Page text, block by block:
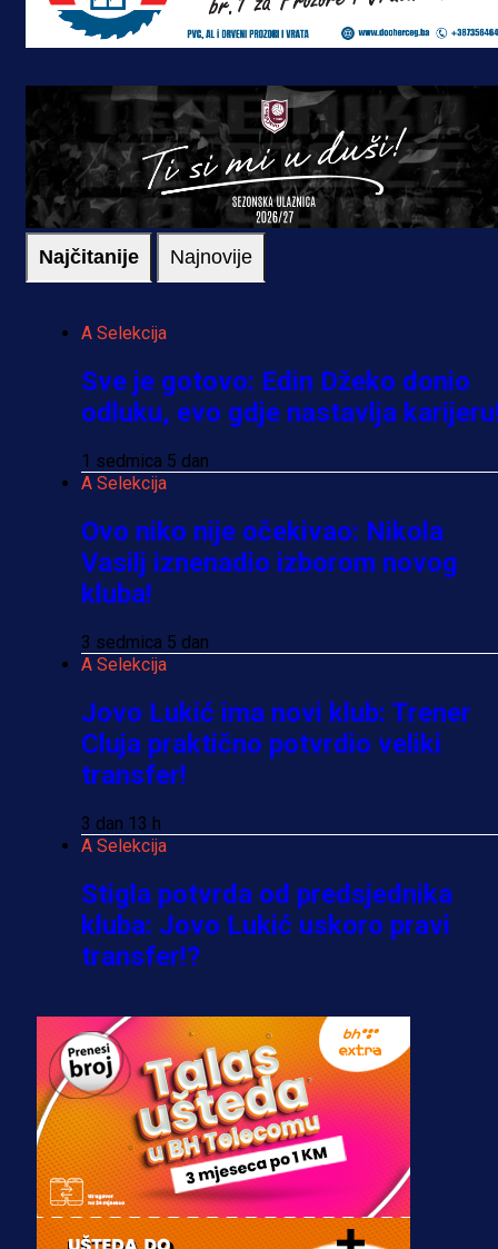
Najčitanije Najnovije
A Selekcija
Sve je gotovo: Edin Džeko donio
odluku, evo gdje nastavlja
1 sedmica 5 dan
A Selekcija
Ovo niko nije očekivao: Nikola
Vasilj iznenadio izborom novog
kluba!
3 sedmica 5 dan
A Selekcija
Jovo Lukić ima novi klub: Trener
Cluja praktično potvrdio veliki
transfer!
3 dan 13 h
A Selekcija
Stigla potvrda od predsjednika
kluba: Jovo Lukić uskoro pravi
transfer!?
A Selekcija
Zmajevi dobili veliko pojačanje:
Fudbaler Olympiacosa želi obući
dres BiH!
3 sedmica 3 dan
Premijer liga BiH